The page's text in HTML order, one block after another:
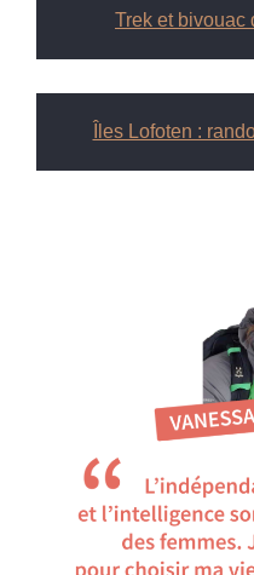
Trek et bivouac
Îles Lofoten :